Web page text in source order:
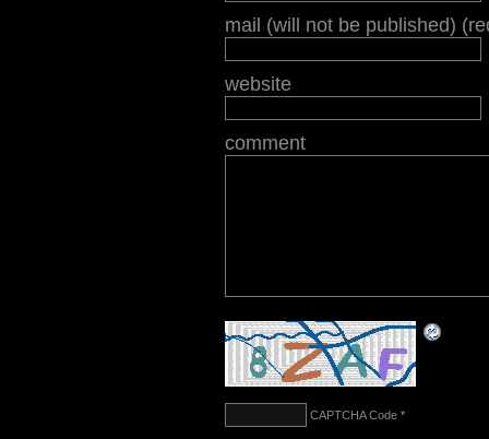
mail (will not be published)
website
comment
CAPTCHA Code *